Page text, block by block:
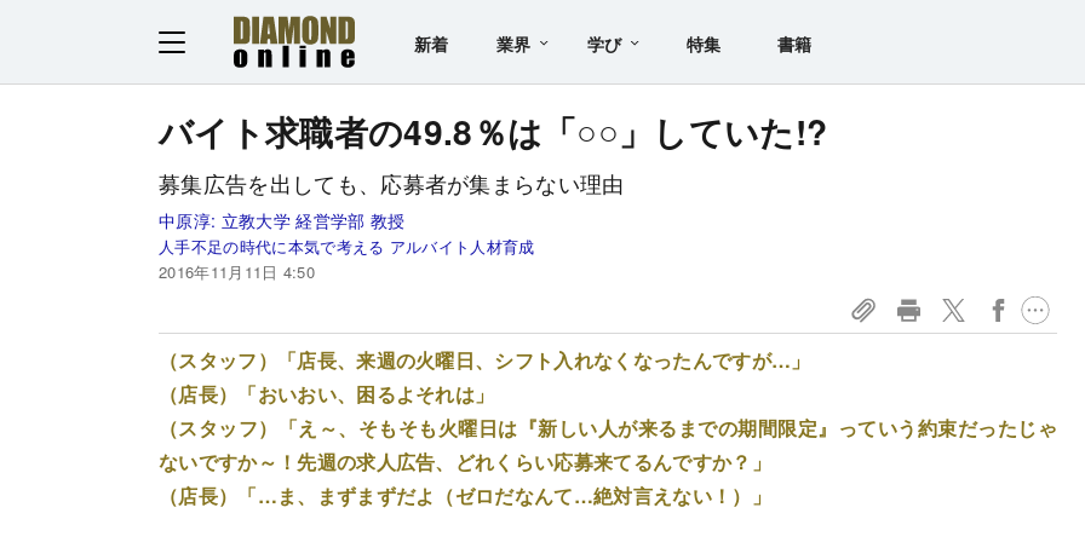
新着 業界 学び 特集 書籍
バイト求職者の49.8％は「○○」していた!?
募集広告を出しても、応募者が集まらない理由
中原淳: 立教大学 経営学部 教授
人手不足の時代に本気で考える アルバイト人材育成
2016年11月11日 4:50
（スタッフ）「店長、来週の火曜日、シフト入れなくなったんですが…」
（店長）「おいおい、困るよそれは」
（スタッフ）「え～、そもそも火曜日は『新しい人が来るまでの期間限定』っていう約束だったじゃ
ないですか～！先週の求人広告、どれくらい応募来てるんですか？」
（店長）「…ま、まずまずだよ（ゼロだなんて…絶対言えない！）」